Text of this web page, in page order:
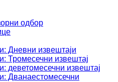
одбор
Дневни извештаји
Тромесечни извештај
деветомесечни извештај
Дванаестомесечни